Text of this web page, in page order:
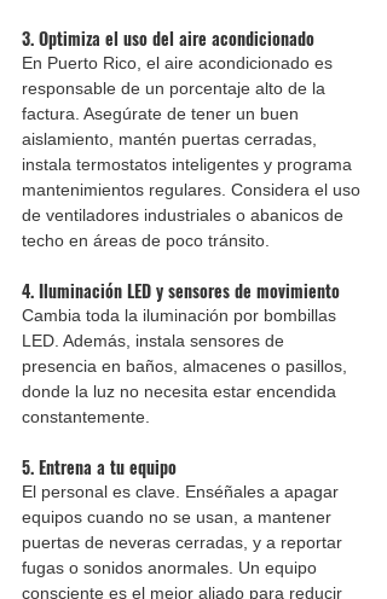
3. Optimiza el uso del aire acondicionado
En Puerto Rico, el aire acondicionado es
responsable de un porcentaje alto de la
factura. Asegúrate de tener un buen
aislamiento, mantén puertas cerradas,
instala termostatos inteligentes y programa
mantenimientos regulares. Considera el uso
de ventiladores industriales o abanicos de
techo en áreas de poco tránsito.
4. Iluminación LED y sensores de movimiento
Cambia toda la iluminación por bombillas
LED. Además, instala sensores de
presencia en baños, almacenes o pasillos,
donde la luz no necesita estar encendida
constantemente.
5. Entrena a tu equipo
El personal es clave. Enséñales a apagar
equipos cuando no se usan, a mantener
puertas de neveras cerradas, y a reportar
fugas o sonidos anormales. Un equipo
consciente es el mejor aliado para reducir